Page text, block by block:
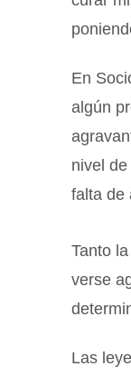
En
algún
nivel
falta de
Tanto
verse
Las